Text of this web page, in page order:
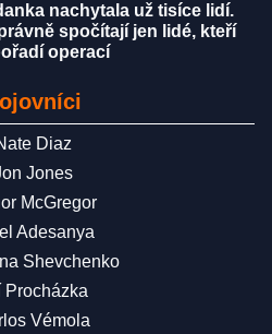
nachytala už tisíce lidí.
spočítají jen lidé, kteří
operací
Diaz
Jones
McGregor
Adesanya
Shevchenko
Procházka
Vémola